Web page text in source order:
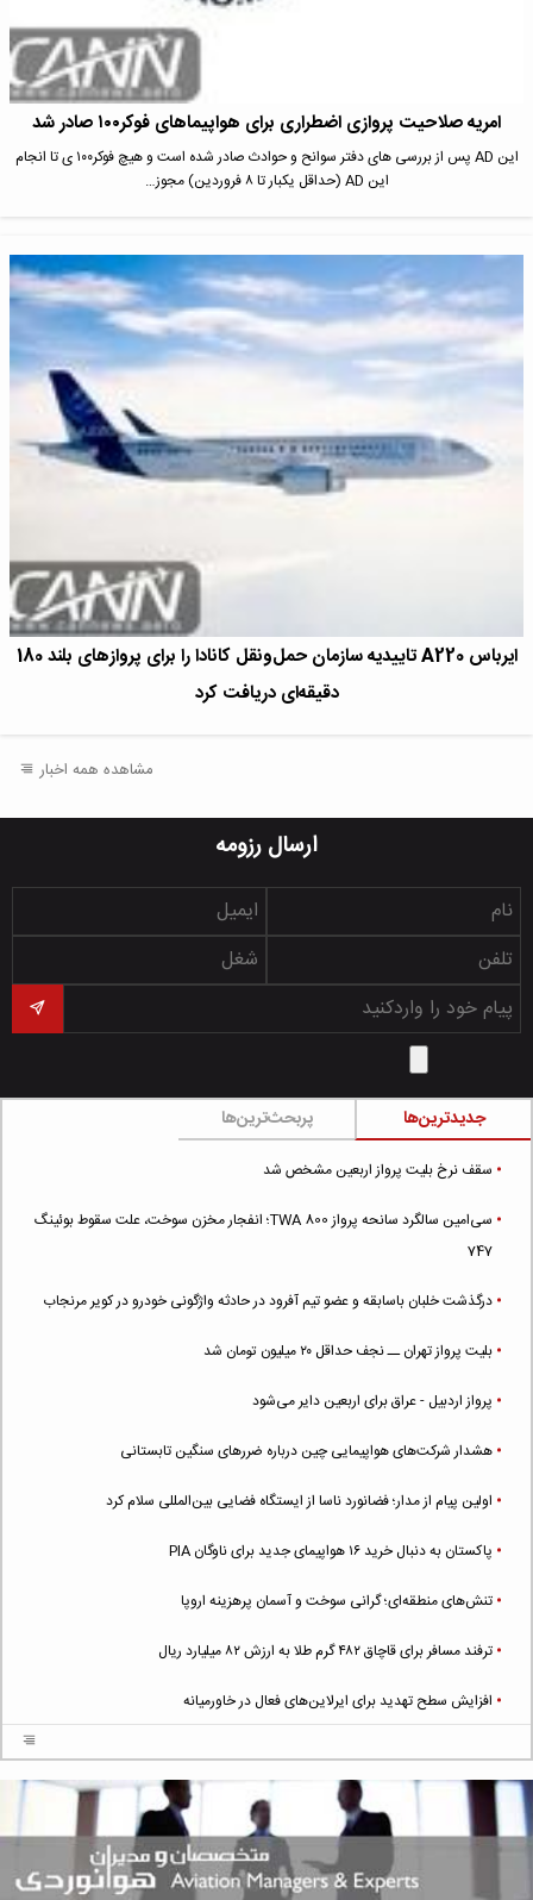
امریه صلاحیت پروازى اضطرارى براى هواپیماهاى فوکر١٠٠ صادر شد
این AD پس از بررسى هاى دفتر سوانح و حوادث صادر شده است و هیچ فوکر١٠٠ ى تا انجام
این AD (حداقل یکبار تا ٨ فروردین) مجوز…
ایرباس A220 تاییدیه سازمان حمل‌و‌نقل کانادا را برای پروازهای بلند 180
دقیقه‌ای دریافت کرد
مشاهده همه اخبار
ارسال رزومه
جدیدترین‌ها پربحث‌ترین‌ها
سقف نرخ بلیت پرواز اربعین مشخص شد
سی‌امین سالگرد سانحه پرواز TWA 800؛ انفجار مخزن سوخت، علت سقوط بوئینگ
747
درگذشت خلبان باسابقه و عضو تیم آفرود در حادثه واژگونی خودرو در کویر مرنجاب
بلیت پرواز تهران ــ نجف حداقل ۲۰ میلیون تومان شد
پرواز اردبیل - عراق برای اربعین دایر می‌شود
هشدار شرکت‌های هواپیمایی چین درباره ضررهای سنگین تابستانی
اولین پیام از مدار؛ فضانورد ناسا از ایستگاه فضایی بین‌المللی سلام کرد
پاکستان به دنبال خرید ۱۶ هواپیمای جدید برای ناوگان PIA
تنش‌های منطقه‌ای؛ گرانی سوخت و آسمان پرهزینه اروپا
ترفند مسافر برای قاچاق ۴۸۲ گرم طلا به ارزش ۸۲ میلیارد ریال
افزایش سطح تهدید برای ایرلاین‌های فعال در خاورمیانه